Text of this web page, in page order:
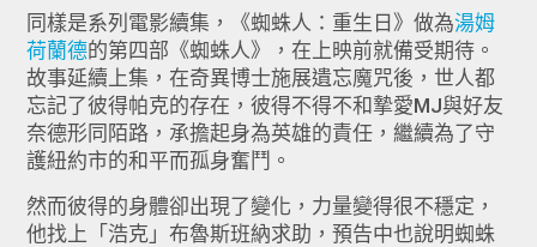
同樣是系列電影續集，《蜘蛛人：重生日》做為湯姆
荷蘭德的第四部《蜘蛛人》，在上映前就備受期待。
故事延續上集，在奇異博士施展遺忘魔咒後，世人都
忘記了彼得帕克的存在，彼得不得不和摯愛MJ與好友
奈德形同陌路，承擔起身為英雄的責任，繼續為了守
護紐約市的和平而孤身奮鬥。
然而彼得的身體卻出現了變化，力量變得很不穩定，
他找上「浩克」布魯斯班納求助，預告中也說明蜘蛛